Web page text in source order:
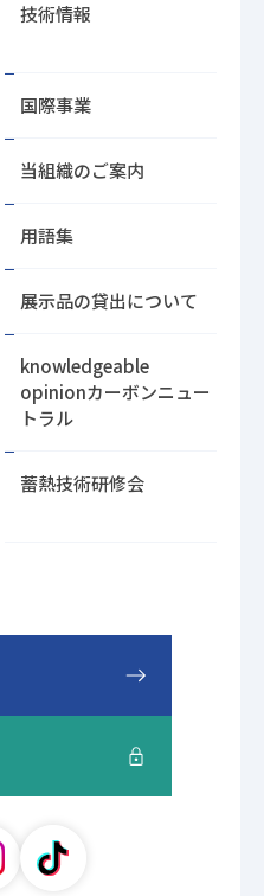
技術情報
国際事業
当組織のご案内
用語集
展示品の貸出について
knowledgeable
opinionカーボンニュー
トラル
蓄熱技術研修会